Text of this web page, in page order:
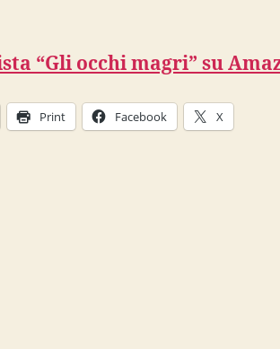
“Gli occhi magri” su
Print Facebook X